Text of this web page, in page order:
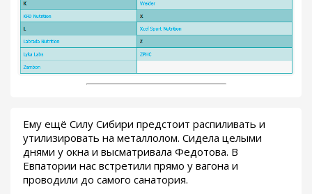
Ему ещё Силу Сибири предстоит распиливать и
утилизировать на металлолом. Сидела целыми
днями у окна и высматривала Федотова. В
Евпатории нас встретили прямо у вагона и
проводили до самого санатория.